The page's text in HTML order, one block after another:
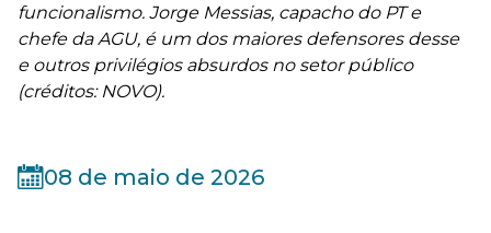
funcionalismo. Jorge Messias, capacho do PT e
chefe da AGU, é um dos maiores defensores desse
e outros privilégios absurdos no setor público
(créditos: NOVO).
08 de maio de 2026